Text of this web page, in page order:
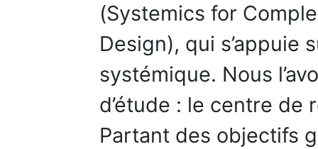
(Systemics for
Design), qui s’appuie
systémique. Nous
d’étude : le centre de
Partant des objectifs